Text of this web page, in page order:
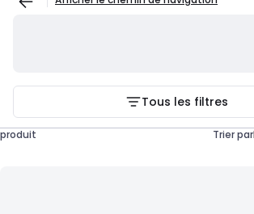
Tous les filtres
produit Trier par